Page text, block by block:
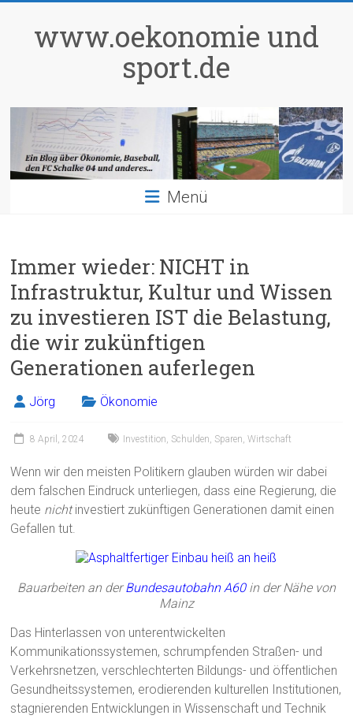
springenwww.oekonomie und
sport.de
Menü
Immer wieder: NICHT in
Infrastruktur, Kultur und Wissen
zu investieren IST die Belastung,
die wir zukünftigen
Generationen auferlegen
Jörg Ökonomie
8 April, 2024 Investition, Schulden, Sparen,Wirtschaft
Wenn wir den meisten Politikern glauben würden wir dabei
dem falschen Eindruck unterliegen, dass eine Regierung, die
heute nichtinvestiert zukünftigen Generationen damit einen
Gefallen tut.
Bauarbeiten an derBundesautobahn A60in der Nähe von
Mainz
Das Hinterlassen von unterentwickelten
Kommunikationssystemen, schrumpfenden Straßen- und
Verkehrsnetzen, verschlechterten Bildungs- und öffentlichen
Gesundheitssystemen, erodierenden kulturellen Institutionen,
stagnierenden Entwicklungen in Wissenschaft und Technik